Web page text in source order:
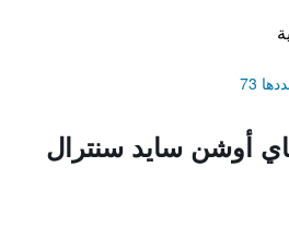
73
أوشن سايد سنترال